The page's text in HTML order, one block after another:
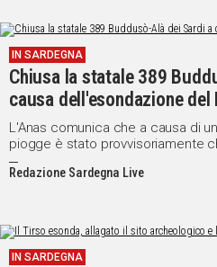
IN SARDEGNA
Chiusa la statale 389
causa dell'esondazione del
L'Anas comunica che a causa di
piogge è stato provvisoriamente
strada statale 389 "di Buddusò e
località di Buddusò e Alà dei Sardi
Redazione Sardegna Live
IN SARDEGNA